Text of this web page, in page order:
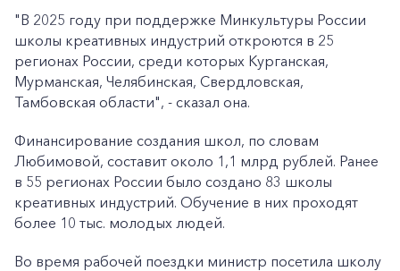
"В 2025 году при поддержке Минкультуры России
школы креативных индустрий откроются в 25
регионах России, среди которых Курганская,
Мурманская, Челябинская, Свердловская,
Тамбовская области", - сказал она.
Финансирование создания школ, по словам
Любимовой, составит около 1,1 млрд рублей. Ранее
в 55 регионах России было создано 83 школы
креативных индустрий. Обучение в них проходят
более 10 тыс. молодых людей.
Во время рабочей поездки министр посетила школу